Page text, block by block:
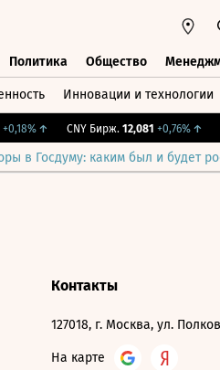
Политика Общество
Инновации и технологии
↑ CNY Бирж. 12,081 +0,76%↑
в Госдуму: каким был и будет
Контакты
127018, г. Москва, ул.
На карте